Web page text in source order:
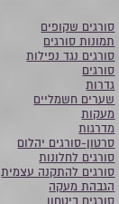
סורגים שקופים
תמונות סורגים
סורגים נגד נפילות
סורגים
גדרות
שערים חשמליים
מעקות
מדרגות
סרטון-סורגים יהלום
סורגים לחלונות
סורגים להתקנה עצמית
הגבהת מעקה